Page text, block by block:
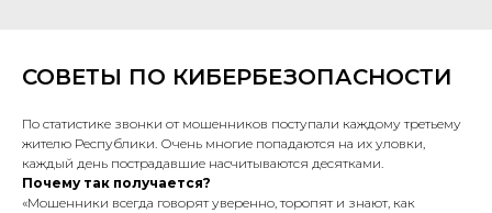
СОВЕТЫ ПО КИБЕРБЕЗОПАСНОСТИ
По статистике звонки от мошенников поступали каждому третьему
жителю Республики. Очень многие попадаются на их уловки,
каждый день пострадавшие насчитываются десятками.
Почему так получается?
«Мошенники всегда говорят уверенно, торопят и знают, как